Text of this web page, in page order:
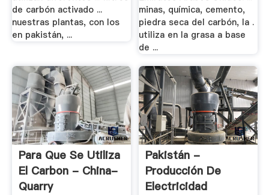
de carbón activado ...
nuestras plantas, con los
en pakistán, ...
minas, química, cemento,
piedra seca del carbón, la .
utiliza en la grasa a base
de ...
Para Que Se Utiliza
El Carbon - China-
Quarry
Pakistán -
Producción De
Electricidad